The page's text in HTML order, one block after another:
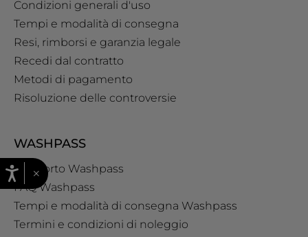
Condizioni generali d'uso
Tempi e modalità di consegna
Resi, rimborsi e garanzia legale
Recedi dal contratto
Metodi di pagamento
Risoluzione delle controversie
WASHPASS
Supporto Washpass
FAQ Washpass
Tempi e modalità di consegna Washpass
Termini e condizioni di noleggio
×